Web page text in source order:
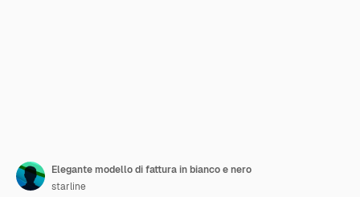
Elegante modello di fattura in bianco e nero
starline